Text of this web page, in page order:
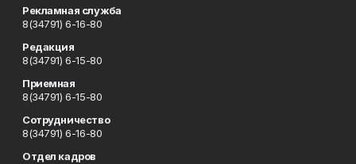
Рекламная служба
8(34791) 6-16-80
Редакция
8(34791) 6-15-80
Приемная
8(34791) 6-15-80
Сотрудничество
8(34791) 6-16-80
Отдел кадров